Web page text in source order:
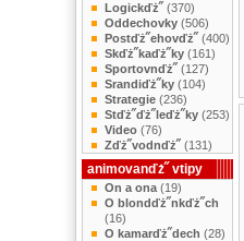
Logickďż˝ (370)
Oddechovky (506)
Postďż˝ehovďż˝ (400)
Skďż˝kaďż˝ky (161)
Sportovnďż˝ (127)
Srandiďż˝ky (104)
Strategie (236)
Stďż˝ďż˝leďż˝ky (253)
Video (76)
Zďż˝vodnďż˝ (131)
animovanďż˝ vtipy
On a ona (19)
O blondďż˝nkďż˝ch
(16)
O kamarďż˝dech (28)